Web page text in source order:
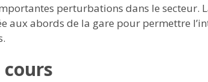
perturbations dans le secteur.
aux abords de la gare pour permettre
cours